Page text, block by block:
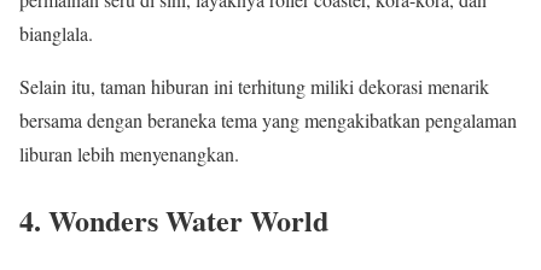
bianglala.
Selain itu, taman hiburan ini terhitung miliki dekorasi menarik
bersama dengan beraneka tema yang mengakibatkan pengalaman
liburan lebih menyenangkan.
4. Wonders Water World